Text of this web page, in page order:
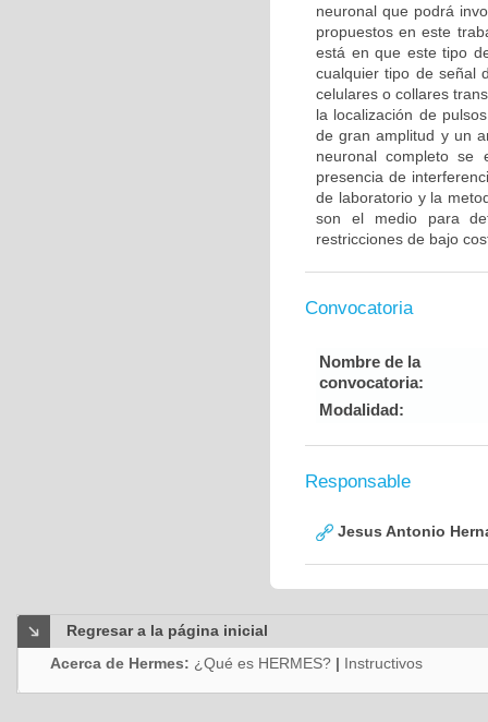
neuronal que podrá
propuestos en este
está en que este tipo
cualquier tipo de señal
celulares o collares
la localización de
de gran amplitud y un
neuronal completo se
presencia de
de laboratorio y la
son el medio para
restricciones de bajo
Convocatoria
Nombre de la
convocatoria:
Modalidad:
Responsable
Jesus Antonio
Regresar a la página inicial
Acerca de Hermes: ¿Qué es HERMES? | Instructivos